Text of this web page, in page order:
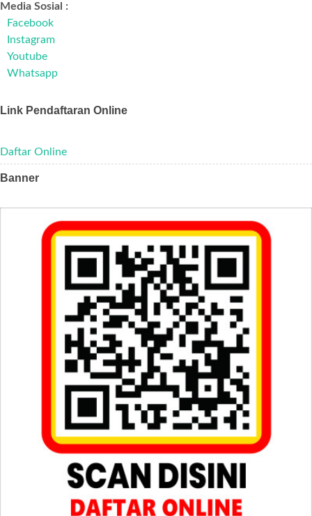
Media Sosial :
Facebook
Instagram
Youtube
Whatsapp
Link Pendaftaran Online
Daftar Online
Banner